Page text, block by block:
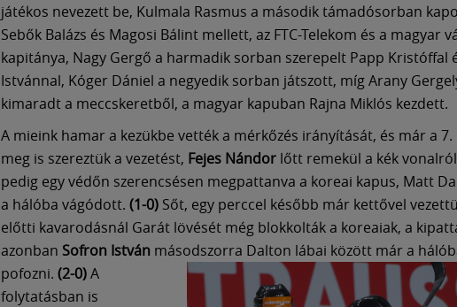
játékos nevezett be, Kulmala Rasmus a második támadósorban
Sebők Balázs és Magosi Bálint mellett, az FTC-Telekom és a magyar
kapitánya, Nagy Gergő a harmadik sorban szerepelt Papp Kristóffal
Istvánnal, Kóger Dániel a negyedik sorban játszott, míg Arany
kimaradt a meccskeretből, a magyar kapuban Rajna Miklós kezdett.
A mieink hamar a kezükbe vették a mérkőzés irányítását, és már a
meg is szereztük a vezetést, Fejes Nándorlőtt remekül a kék
pedig egy védőn szerencsésen megpattanva a koreai kapus, Matt
a hálóba vágódott. (1-0)Sőt, egy perccel később már kettővel
előtti kavarodásnál Garát lövését még blokkolták a koreaiak, a
azonban Sofron István másodszorra Dalton lábai között már a
pofozni. (2-0)A
folytatásban is